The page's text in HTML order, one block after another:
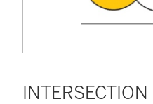
INTERSECTION